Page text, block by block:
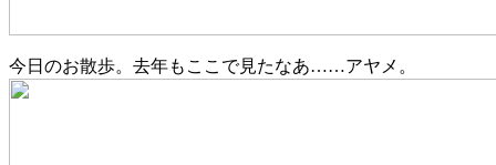
今日のお散歩。去年もここで見たなあ……アヤメ。